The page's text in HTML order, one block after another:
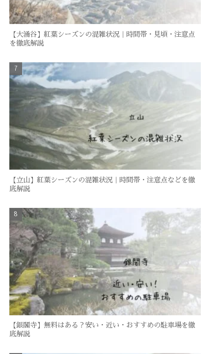
【大涌谷】紅葉シーズンの混雑状況｜時間帯・見頃・注意点
を徹底解説
【立山】紅葉シーズンの混雑状況｜時間帯・注意点などを徹
底解説
【銀閣寺】無料はある？安い・近い・おすすめの駐車場を徹
底解説